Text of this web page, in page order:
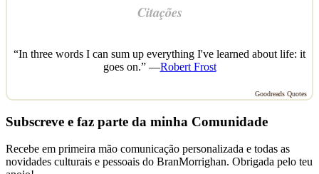
Citações
“In three words I can sum up everything I've learned about life: it
goes on.” —Robert Frost
Goodreads Quotes
Subscreve e faz parte da minha Comunidade
Recebe em primeira mão comunicação personalizada e todas as
novidades culturais e pessoais do BranMorrighan. Obrigada pelo teu